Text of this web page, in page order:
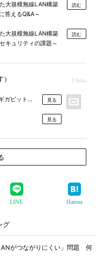
大規模無線LAN構築
答えるQ&A～
読む
大規模無線LAN構築
キュリティの課題～
読む
3 links
ガビット・イーサネットの導入状
見る
見る
無
LINE Hatena
グ
がつながりにくい」問題 何